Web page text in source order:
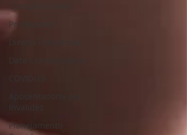
Consulta Online
Professores
Direito Trabalhista
Invalidez
Planejamento